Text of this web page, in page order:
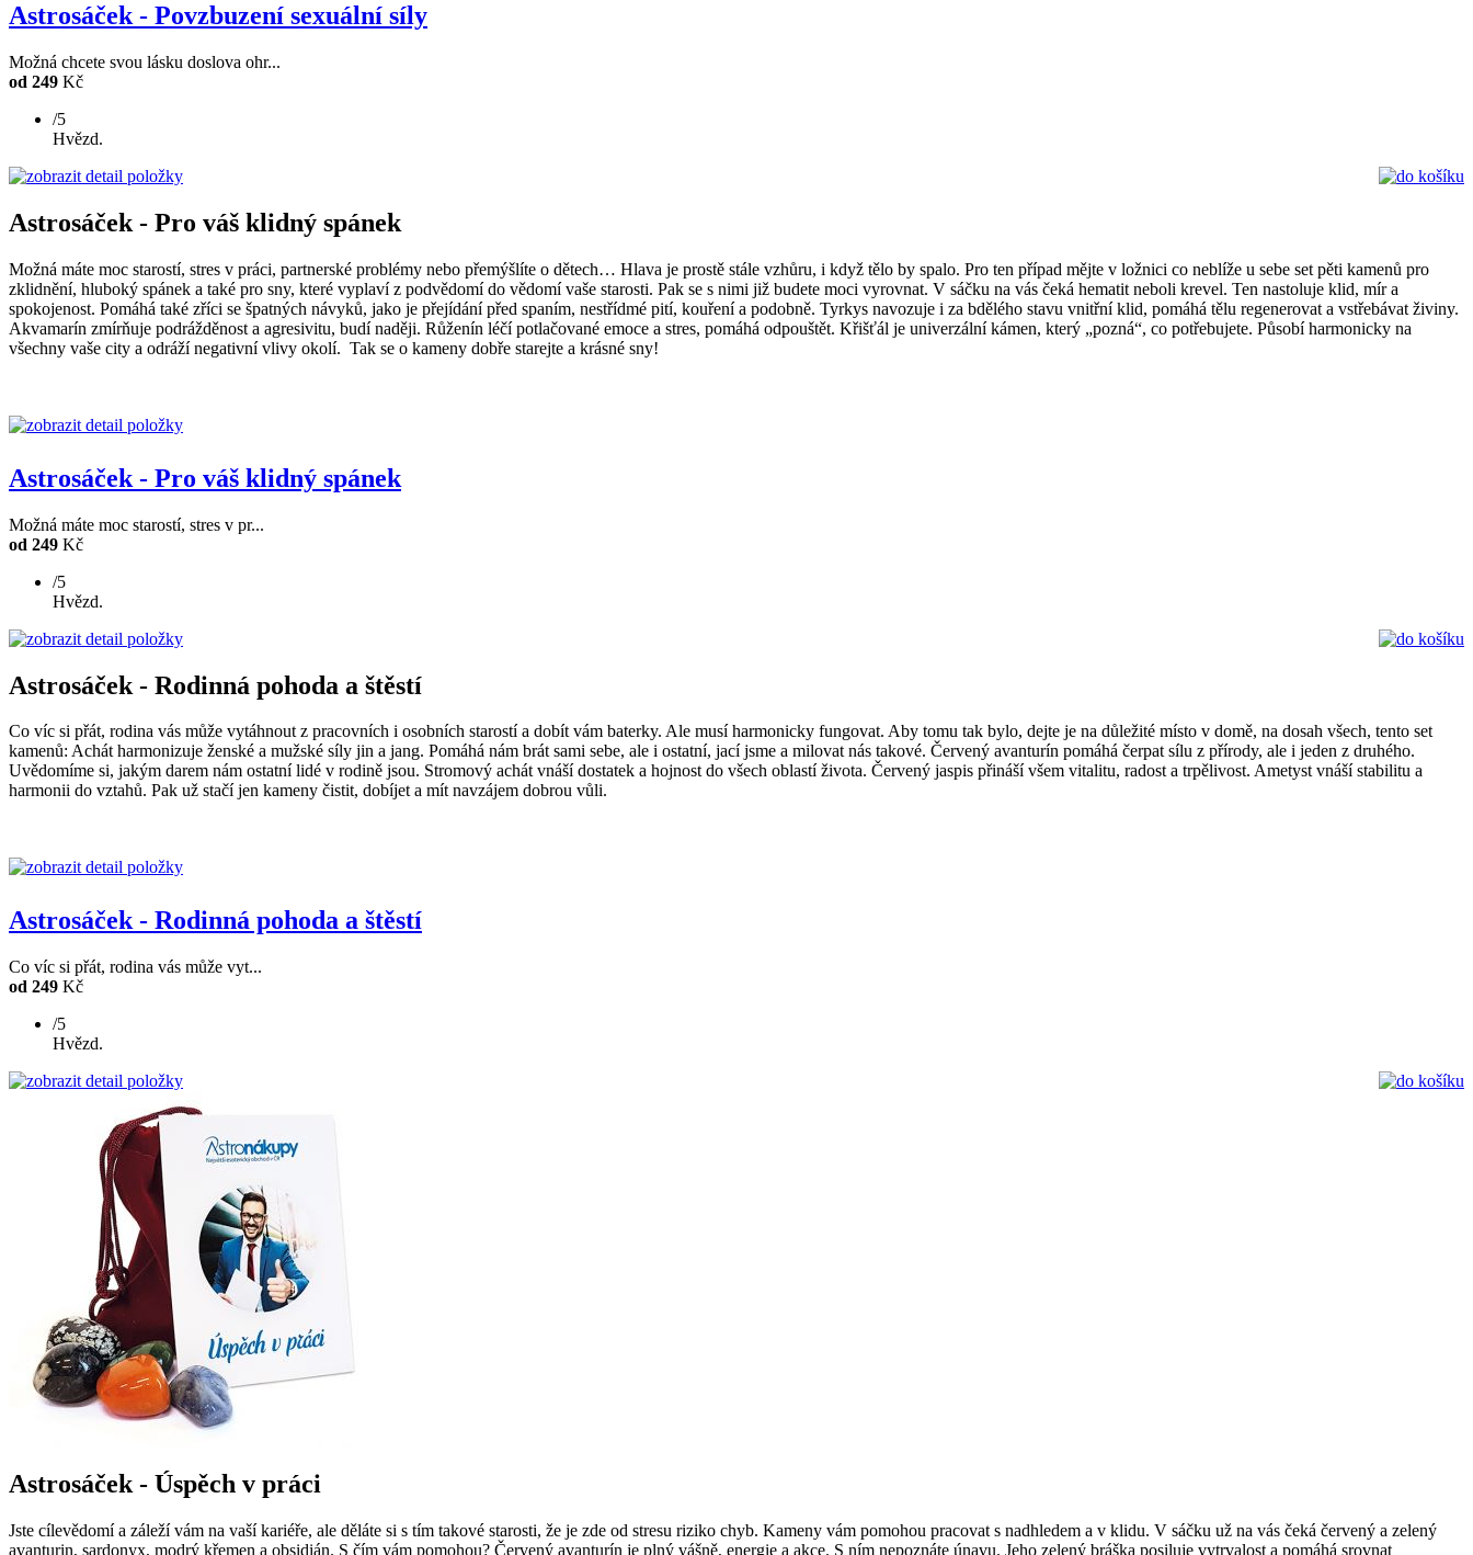
Astrosáček - Povzbuzení sexuální síly
Možná chcete svou lásku doslova ohr...
od 249 Kč
/5
Hvězd.
Astrosáček - Pro váš klidný spánek
Možná máte moc starostí, stres v práci, partnerské problémy nebo přemýšlíte o dětech… Hlava je prostě stále vzhůru, i když tělo by spalo. Pro ten případ mějte v ložnici co neblíže u sebe set pěti kamenů pro
zklidnění, hluboký spánek a také pro sny, které vyplaví z podvědomí do vědomí vaše starosti. Pak se s nimi již budete moci vyrovnat. V sáčku na vás čeká hematit neboli krevel. Ten nastoluje klid, mír a
spokojenost. Pomáhá také zříci se špatných návyků, jako je přejídání před spaním, nestřídmé pití, kouření a podobně. Tyrkys navozuje i za bdělého stavu vnitřní klid, pomáhá tělu regenerovat a vstřebávat živiny.
Akvamarín zmírňuje podrážděnost a agresivitu, budí naději. Růženín léčí potlačované emoce a stres, pomáhá odpouštět. Křišťál je univerzální kámen, který „pozná“, co potřebujete. Působí harmonicky na
všechny vaše city a odráží negativní vlivy okolí. Tak se o kameny dobře starejte a krásné sny!
Astrosáček - Pro váš klidný spánek
Možná máte moc starostí, stres v pr...
od 249 Kč
/5
Hvězd.
Astrosáček - Rodinná pohoda a štěstí
Co víc si přát, rodina vás může vytáhnout z pracovních i osobních starostí a dobít vám baterky. Ale musí harmonicky fungovat. Aby tomu tak bylo, dejte je na důležité místo v domě, na dosah všech, tento set
kamenů: Achát harmonizuje ženské a mužské síly jin a jang. Pomáhá nám brát sami sebe, ale i ostatní, jací jsme a milovat nás takové. Červený avanturín pomáhá čerpat sílu z přírody, ale i jeden z druhého.
Uvědomíme si, jakým darem nám ostatní lidé v rodině jsou. Stromový achát vnáší dostatek a hojnost do všech oblastí života. Červený jaspis přináší všem vitalitu, radost a trpělivost. Ametyst vnáší stabilitu a
harmonii do vztahů. Pak už stačí jen kameny čistit, dobíjet a mít navzájem dobrou vůli.
Astrosáček - Rodinná pohoda a štěstí
Co víc si přát, rodina vás může vyt...
od 249 Kč
/5
Hvězd.
Astrosáček - Úspěch v práci
Jste cílevědomí a záleží vám na vaší kariéře, ale děláte si s tím takové starosti, že je zde od stresu riziko chyb. Kameny vám pomohou pracovat s nadhledem a v klidu. V sáčku už na vás čeká červený a zelený
avanturin, sardonyx, modrý křemen a obsidián. S čím vám pomohou? Červený avanturín je plný vášně, energie a akce. S ním nepoznáte únavu. Jeho zelený bráška posiluje vytrvalost a pomáhá srovnat